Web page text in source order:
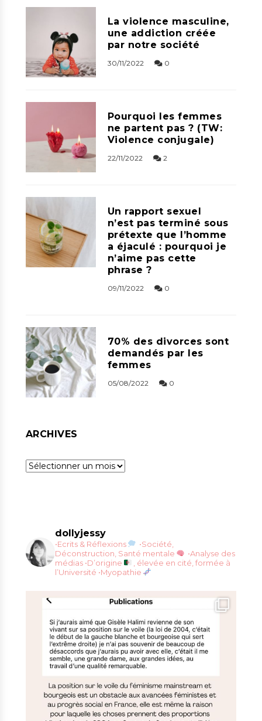
La violence masculine,
une addiction créée
par notre société
30/11/2022 0
Pourquoi les femmes
ne partent pas ? (TW:
Violence conjugale)
22/11/2022 2
Un rapport sexuel
n’est pas terminé sous
prétexte que l’homme
a éjaculé : pourquoi je
n’aime pas cette
phrase ?
09/11/2022 0
70% des divorces sont
demandés par les
femmes
05/08/2022 0
ARCHIVES
Archives
dollyjessy
•Ecrits & Réflexions
•Société,
Déconstruction, Santé mentale
•Analyse des
médias •D’origine
, élevée en cité, formée à
l’Université •Myopathie